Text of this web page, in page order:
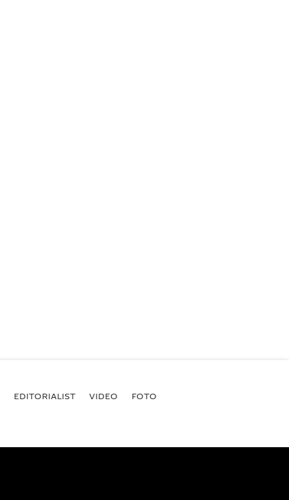
EDITORIALIST VIDEO FOTO